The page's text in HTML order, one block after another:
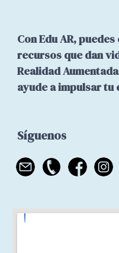
Con Edu AR,
recursos que dan
Realidad
ayude a impulsar tu
Síguenos